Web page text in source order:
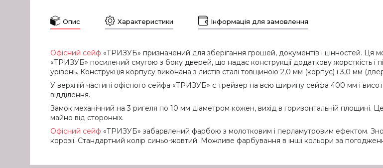
Опис Характеристики Інформація для замовлення
Офісний сейф «ТРИЗУБ» призначений для зберігання грошей, документів і цінностей. Ця
«ТРИЗУБ» посилений смугою з боку дверей, що надає конструкції додаткову жорсткість і
урівень. Конструкція корпусу виконана з листів сталі товщиною 2,0 мм (корпус) і 3,0 мм
У верхній частині офісного сейфа «ТРИЗУБ» є трейзер на всю ширину сейфа 400 мм і
відділення.
Замок механічний на 3 ригеля по 10 мм діаметром кожен, вихід в горизонтальній площині.
майно від сторонніх.
Офісний сейф «ТРИЗУБ» забарвлений фарбою з молотковим і перламутровим ефектом.
корозії. Стандартний колір синьо-жовтий. Можливе фарбування в інші кольори за